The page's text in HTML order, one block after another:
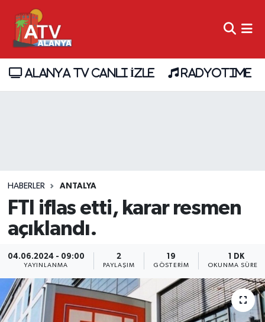
ALANYA TV CANLI İZLE RADYOTIME
HABERLER ANTALYA
FTI iflas etti, karar resmen
açıklandı.
04.06.2024 - 09:00
YAYINLANMA
2
PAYLAŞIM
19
GÖSTERIM
1 DK
OKUNMA SÜRESI